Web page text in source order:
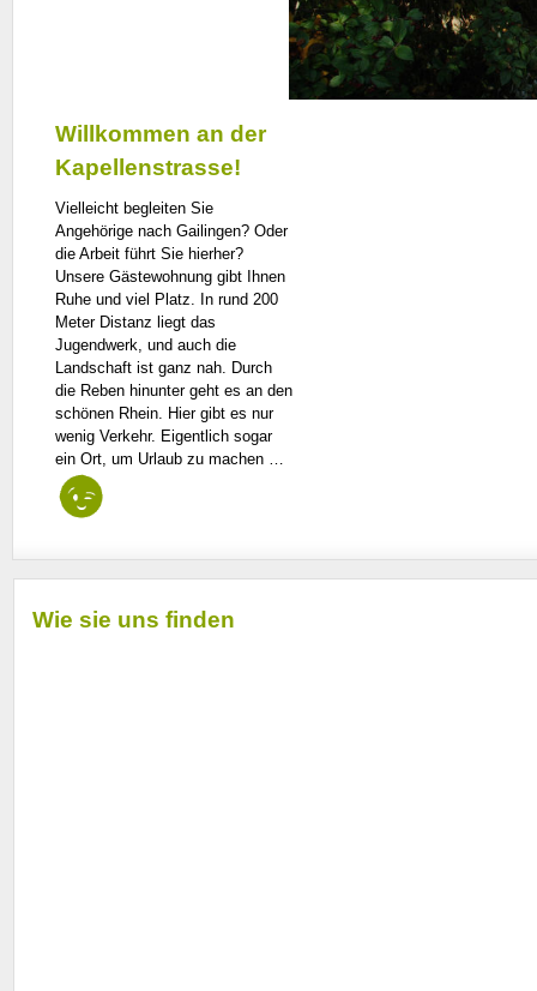
Willkommen an der
Kapellenstrasse!
Vielleicht begleiten Sie
Angehörige nach Gailingen? Oder
die Arbeit führt Sie hierher?
Unsere Gästewohnung gibt Ihnen
Ruhe und viel Platz. In rund 200
Meter Distanz liegt das
Jugendwerk, und auch die
Landschaft ist ganz nah. Durch
die Reben hinunter geht es an den
schönen Rhein. Hier gibt es nur
wenig Verkehr. Eigentlich sogar
ein Ort, um Urlaub zu machen …
Wie sie uns finden